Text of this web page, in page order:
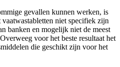
gevallen kunnen werken, is
niet specifiek zijn
banken en mogelijk niet de meest
voor het beste resultaat het
die geschikt zijn voor het